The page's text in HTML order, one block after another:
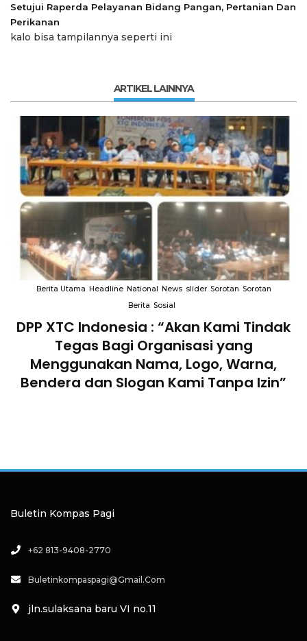
Setujui Raperda Pelayanan Bidang Pangan, Pertanian Dan
Perikanan
kalo bisa tampilannya seperti ini
ARTIKEL LAINNYA
Berita Utama Headline National News slider Sorotan Sorotan
Berita Sosial
DPP XTC Indonesia : “Akan Kami Tindak
Tegas Bagi Organisasi yang
Menggunakan Nama, Logo, Warna,
Bendera dan Slogan Kami Tanpa Izin”
Buletin Kompas Pagi
+62 813-9408-2770
Buletinkompaspagi@gmail.com
jln.sulaksana baru VI no.11